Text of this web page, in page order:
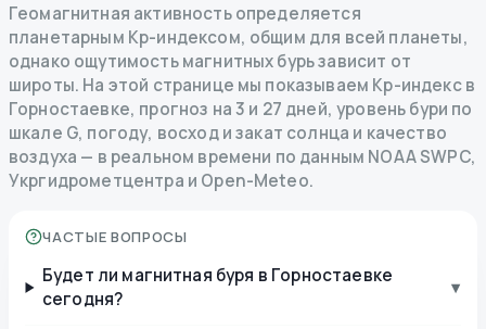
Геомагнитная активность определяется
планетарным Kp-индексом, общим для всей планеты,
однако ощутимость магнитных бурь зависит от
широты. На этой странице мы показываем Kp-индекс в
Горностаевке, прогноз на 3 и 27 дней, уровень бури по
шкале G, погоду, восход и закат солнца и качество
воздуха — в реальном времени по данным NOAA SWPC,
Укргидрометцентра и Open-Meteo.
ЧАСТЫЕ ВОПРОСЫ
Будет ли магнитная буря в Горностаевке
сегодня?
▾